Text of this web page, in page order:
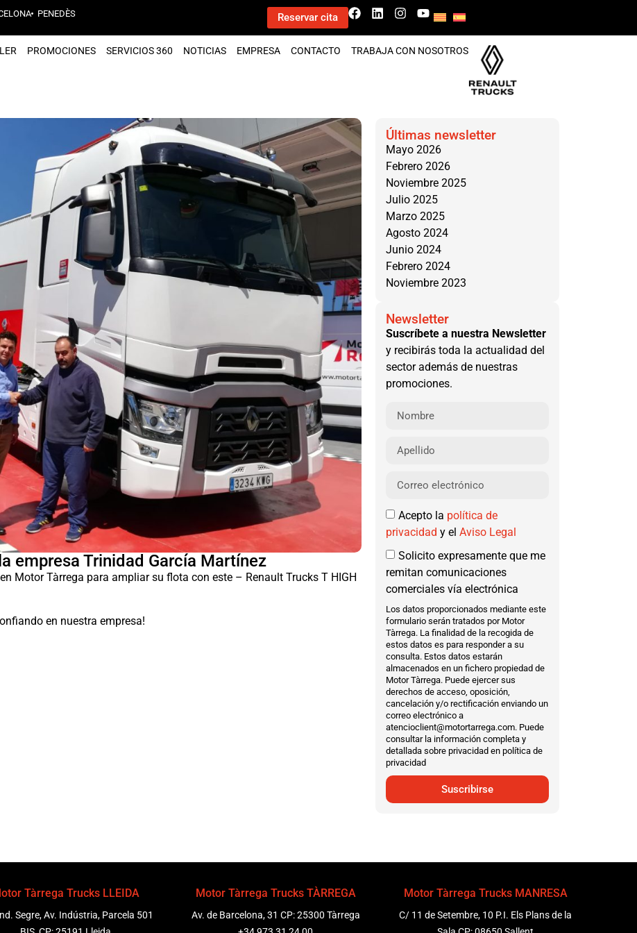
PENEDÈS Reservar cita
PROMOCIONES SERVICIOS 360 NOTICIAS EMPRESA CONTACTO TRABAJA CON NOSOTROS
empresa Trinidad García Martínez
Motor Tàrrega para ampliar su flota con este – Renault Trucks T HIGH
en nuestra empresa!
Últimas newsletter
Mayo 2026
Febrero 2026
Noviembre 2025
Julio 2025
Marzo 2025
Agosto 2024
Junio 2024
Febrero 2024
Noviembre 2023
Newsletter
Suscríbete a nuestra Newsletter
y recibirás toda la actualidad del
sector además de nuestras
promociones.
Acepto la política de
privacidad y el Aviso Legal
Solicito expresamente que me
remitan comunicaciones
comerciales vía electrónica
Los datos proporcionados mediante este
formulario serán tratados por Motor
Tàrrega. La finalidad de la recogida de
estos datos es para responder a su
consulta. Estos datos estarán
almacenados en un fichero propiedad de
Motor Tàrrega. Puede ejercer sus
derechos de acceso, oposición,
cancelación y/o rectificación enviando un
correo electrónico a
atencioclient@motortarrega.com. Puede
consultar la información completa y
detallada sobre privacidad en política de
privacidad
Suscribirse
Tàrrega Trucks LLEIDA
Segre, Av. Indústria, Parcela 501
Motor Tàrrega Trucks TÀRREGA
Av. de Barcelona, 31 CP: 25300 Tàrrega
Motor Tàrrega Trucks MANRESA
C/ 11 de Setembre, 10 P.I. Els Plans de la